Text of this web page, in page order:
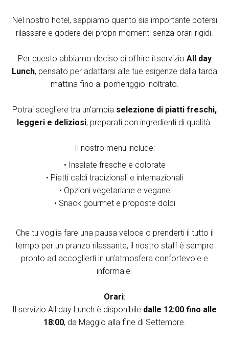
Nel nostro hotel, sappiamo quanto sia importante potersi
rilassare e godere dei propri momenti senza orari rigidi.
Per questo abbiamo deciso di offrire il servizio All day
Lunch, pensato per adattarsi alle tue esigenze dalla tarda
mattina fino al pomeriggio inoltrato.
Potrai scegliere tra un’ampia selezione di piatti freschi,
leggeri e deliziosi, preparati con ingredienti di qualità.
Il nostro menu include:
• Insalate fresche e colorate
• Piatti caldi tradizionali e internazionali
• Opzioni vegetariane e vegane
• Snack gourmet e proposte dolci
Che tu voglia fare una pausa veloce o prenderti il tutto il
tempo per un pranzo rilassante, il nostro staff è sempre
pronto ad accoglierti in un’atmosfera confortevole e
informale.
Orari:
Il servizio All day Lunch è disponibile dalle 12:00 fino alle
18:00, da Maggio alla fine di Settembre.